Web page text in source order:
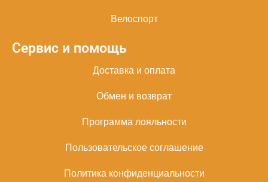
Велоспорт
Сервис и помощь
Доставка и оплата
Обмен и возврат
Программа лояльности
Пользовательское соглашение
Политика конфиденциальности